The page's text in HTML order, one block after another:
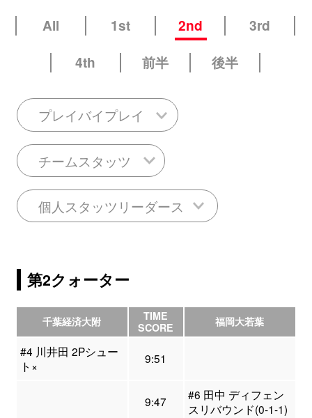
All 1st 2nd
3rd
4th
前半 後半
プレイバイプレイ
チームスタッツ
個人スタッツリーダース
第2クォーター
千葉経済大附
TIME
SCORE
福岡大若葉
#4 川井田 2Pシュー
ト×
9:51
9:47
#6 田中 ディフェン
スリバウンド(0-1-1)